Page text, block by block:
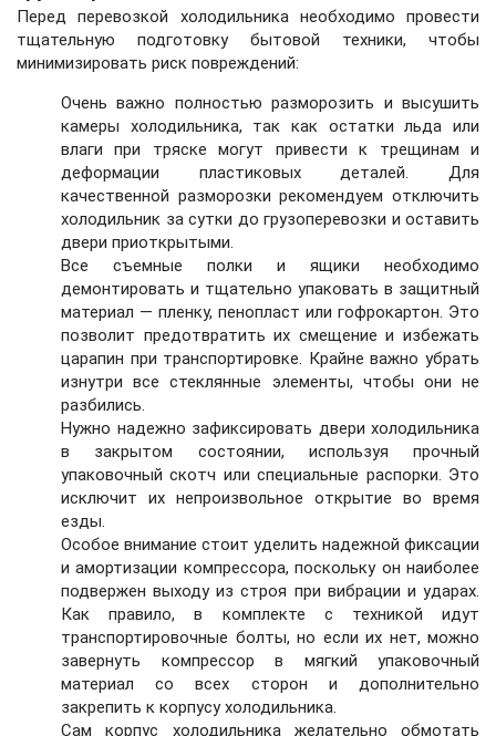
Перед перевозкой холодильника необходимо провести
тщательную подготовку бытовой техники, чтобы
минимизировать риск повреждений:
Очень важно полностью разморозить и высушить
камеры холодильника, так как остатки льда или
влаги при тряске могут привести к трещинам и
деформации пластиковых деталей. Для
качественной разморозки рекомендуем отключить
холодильник за сутки до грузоперевозки и оставить
двери приоткрытыми.
Все съемные полки и ящики необходимо
демонтировать и тщательно упаковать в защитный
материал — пленку, пенопласт или гофрокартон. Это
позволит предотвратить их смещение и избежать
царапин при транспортировке. Крайне важно убрать
изнутри все стеклянные элементы, чтобы они не
разбились.
Нужно надежно зафиксировать двери холодильника
в закрытом состоянии, используя прочный
упаковочный скотч или специальные распорки. Это
исключит их непроизвольное открытие во время
езды.
Особое внимание стоит уделить надежной фиксации
и амортизации компрессора, поскольку он наиболее
подвержен выходу из строя при вибрации и ударах.
Как правило, в комплекте с техникой идут
транспортировочные болты, но если их нет, можно
завернуть компрессор в мягкий упаковочный
материал со всех сторон и дополнительно
закрепить к корпусу холодильника.
Сам корпус холодильника желательно обмотать